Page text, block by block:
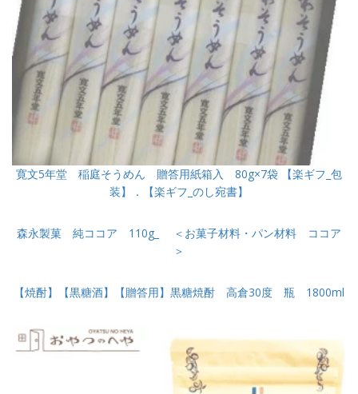
寛文5年堂 稲庭そうめん 贈答用紙箱入 80g×7袋 【楽ギフ_包
装】．【楽ギフ_のし宛書】
森永製菓 純ココア 110g_ ＜お菓子材料・パン材料 ココア
＞
【焼酎】【黒糖酒】【贈答用】黒糖焼酎 高倉30度 瓶 1800ml